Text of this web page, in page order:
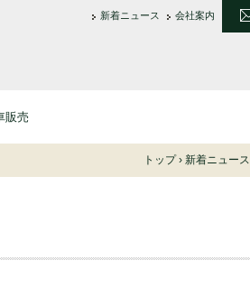
新着ニュース 会社案内
販売
トップ› 新着ニュース